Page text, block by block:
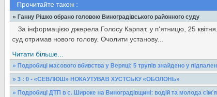
Прочитайте також :
» Ганну Рішко обрано головою Виноградівського районного суду
За інформацією джерела Голосу Карпат, у п'ятницю, 25
суд отримав нового голову. Очолити установу...
Читати більше...
» Подробиці масового вбивства у Веряці: 5 трупів знайдено у
У селі Веряця .У підпаленій хаті в селі було знайдено 5
інформацією — з перерізаними горлами. Жертви —...
» 3 : 0 - «СЕВЛЮШ» НОКАУТУВАВ ХУСТСЬКУ «ОБОЛОНЬ»
Чемпіонат області з футболу сьогодні стартував на зеленому
» Подробиці ДТП в с. Широке на Виноградівщині: водій та молода